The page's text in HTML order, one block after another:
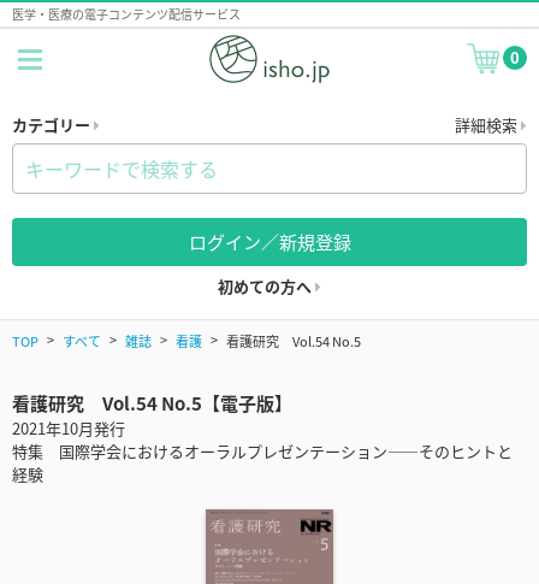
医学・医療の電子コンテンツ配信サービス
0
カテゴリー 詳細検索
ログイン／新規登録
初めての方へ
TOP すべて 雑誌 看護 看護研究 Vol.54 No.5
看護研究 Vol.54 No.5【電子版】
2021年10月発行
特集 国際学会におけるオーラルプレゼンテーション――そのヒントと
経験